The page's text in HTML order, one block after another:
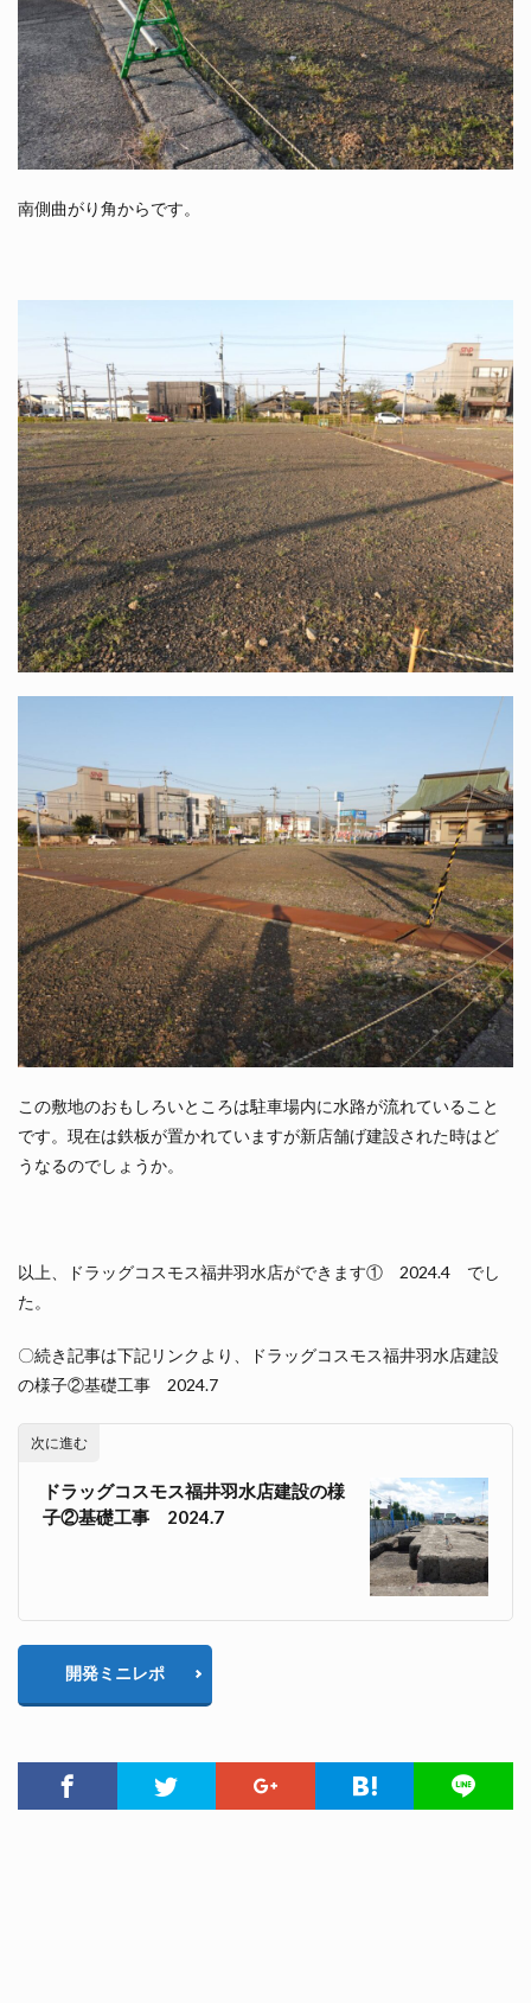
南側曲がり角からです。
この敷地のおもしろいところは駐車場内に水路が流れていること
です。現在は鉄板が置かれていますが新店舗げ建設された時はど
うなるのでしょうか。
以上、ドラッグコスモス福井羽水店ができます① 2024.4 でし
た。
〇続き記事は下記リンクより、ドラッグコスモス福井羽水店建設
の様子②基礎工事 2024.7
次に進む
ドラッグコスモス福井羽水店建設の様
子②基礎工事 2024.7
開発ミニレポ